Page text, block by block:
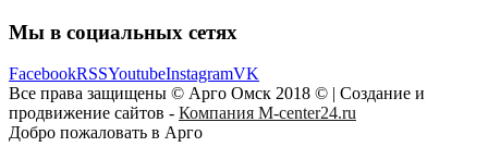
Мы в социальных сетях
FacebookRSSYoutubeInstagramVK
Все права защищены © Арго Омск 2018 © | Создание и
продвижение сайтов - Компания M-center24.ru
Добро пожаловать в Арго